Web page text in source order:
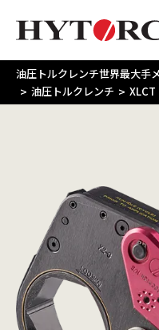
油圧トルクレンチ世界最大手
> 油圧トルクレンチ > XLCT